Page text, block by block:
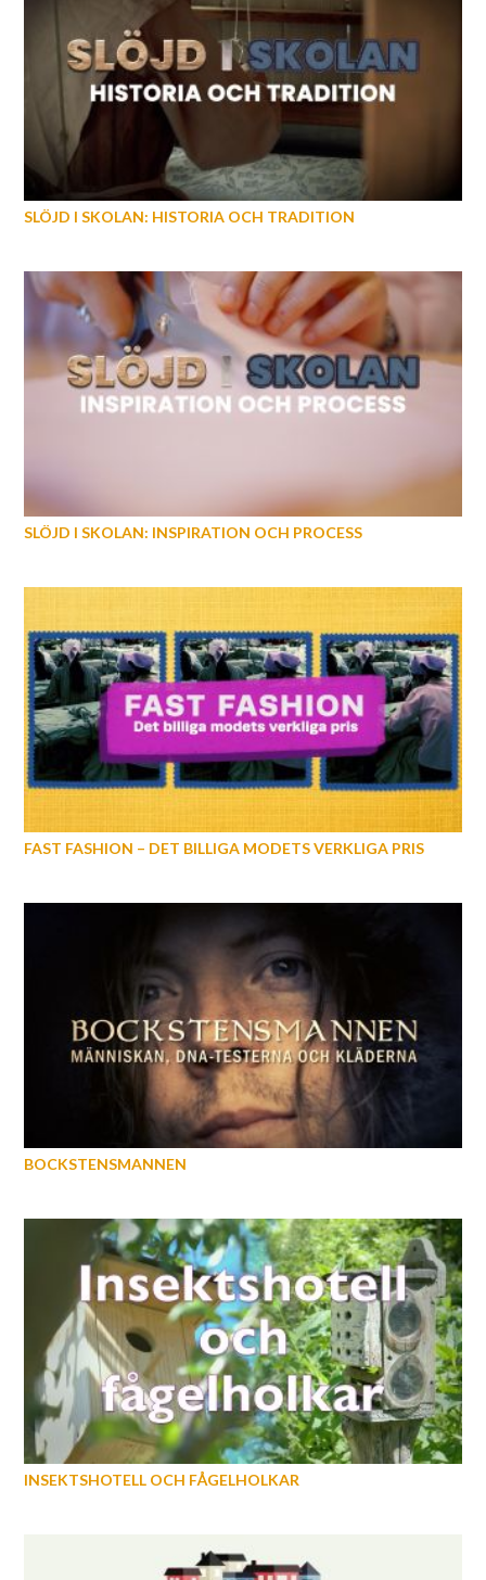
SLÖJD I SKOLAN: HISTORIA OCH TRADITION
SLÖJD I SKOLAN: INSPIRATION OCH PROCESS
FAST FASHION – DET BILLIGA MODETS VERKLIGA PRIS
BOCKSTENSMANNEN
INSEKTSHOTELL OCH FÅGELHOLKAR